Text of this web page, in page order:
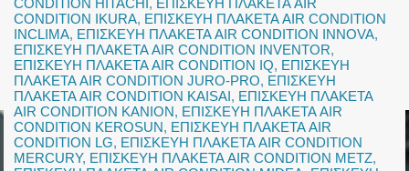
CONDITION HITACHI, ΕΠΙΣΚΕΥΗ ΠΛΑΚΕΤΑ AIR
CONDITION IKURA, ΕΠΙΣΚΕΥΗ ΠΛΑΚΕΤΑ AIR CONDITION
INCLIMA, ΕΠΙΣΚΕΥΗ ΠΛΑΚΕΤΑ AIR CONDITION INNOVA,
ΕΠΙΣΚΕΥΗ ΠΛΑΚΕΤΑ AIR CONDITION INVENTOR,
ΕΠΙΣΚΕΥΗ ΠΛΑΚΕΤΑ AIR CONDITION IQ, ΕΠΙΣΚΕΥΗ
ΠΛΑΚΕΤΑ AIR CONDITION JURO-PRO, ΕΠΙΣΚΕΥΗ
ΠΛΑΚΕΤΑ AIR CONDITION KAISAI, ΕΠΙΣΚΕΥΗ ΠΛΑΚΕΤΑ
AIR CONDITION KANION, ΕΠΙΣΚΕΥΗ ΠΛΑΚΕΤΑ AIR
CONDITION KEROSUN, ΕΠΙΣΚΕΥΗ ΠΛΑΚΕΤΑ AIR
CONDITION LG, ΕΠΙΣΚΕΥΗ ΠΛΑΚΕΤΑ AIR CONDITION
MERCURY, ΕΠΙΣΚΕΥΗ ΠΛΑΚΕΤΑ AIR CONDITION METZ,